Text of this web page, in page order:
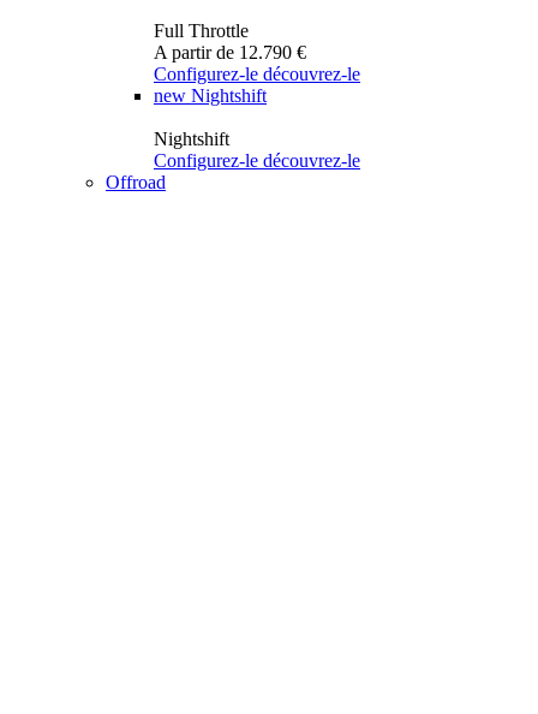
Full Throttle
A partir de 12.790 €
Configurez-le découvrez-le
new Nightshift
Nightshift
Configurez-le découvrez-le
Offroad